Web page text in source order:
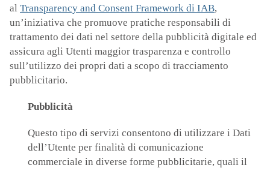
al Transparency and Consent Framework di IAB,
un’iniziativa che promuove pratiche responsabili di
trattamento dei dati nel settore della pubblicità digitale ed
assicura agli Utenti maggior trasparenza e controllo
sull’utilizzo dei propri dati a scopo di tracciamento
pubblicitario.
Pubblicità
Questo tipo di servizi consentono di utilizzare i Dati
dell’Utente per finalità di comunicazione
commerciale in diverse forme pubblicitarie, quali il